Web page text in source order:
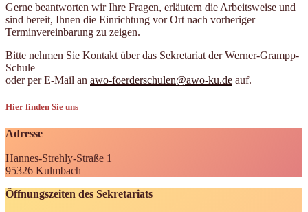
Gerne beantworten wir Ihre Fragen, erläutern die Arbeitsweise und
sind bereit, Ihnen die Einrichtung vor Ort nach vorheriger
Terminvereinbarung zu zeigen.
Bitte nehmen Sie Kontakt über das Sekretariat der Werner-Grampp-
Schule
oder per E-Mail an awo-foerderschulen@awo-ku.de auf.
Hier finden Sie uns
Adresse
Hannes-Strehly-Straße 1
95326 Kulmbach
Öffnungszeiten des Sekretariats